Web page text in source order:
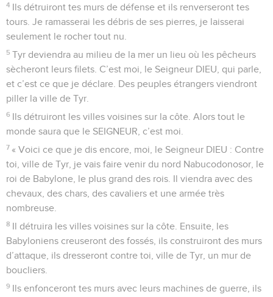
4 Ils détruiront tes murs de défense et ils renverseront tes
tours. Je ramasserai les débris de ses pierres, je laisserai
seulement le rocher tout nu.
5 Tyr deviendra au milieu de la mer un lieu où les pêcheurs
sècheront leurs filets. C’est moi, le Seigneur DIEU, qui parle,
et c’est ce que je déclare. Des peuples étrangers viendront
piller la ville de Tyr.
6 Ils détruiront les villes voisines sur la côte. Alors tout le
monde saura que le SEIGNEUR, c’est moi.
7 « Voici ce que je dis encore, moi, le Seigneur DIEU : Contre
toi, ville de Tyr, je vais faire venir du nord Nabucodonosor, le
roi de Babylone, le plus grand des rois. Il viendra avec des
chevaux, des chars, des cavaliers et une armée très
nombreuse.
8 Il détruira les villes voisines sur la côte. Ensuite, les
Babyloniens creuseront des fossés, ils construiront des murs
d’attaque, ils dresseront contre toi, ville de Tyr, un mur de
boucliers.
9 Ils enfonceront tes murs avec leurs machines de guerre, ils